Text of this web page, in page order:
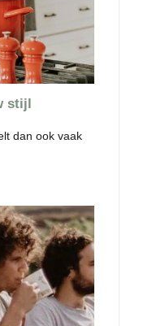
stijl
dan ook vaak